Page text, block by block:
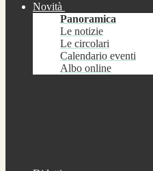
Novità
Panoramica
Le notizie
Le circolari
Calendario eventi
Albo online